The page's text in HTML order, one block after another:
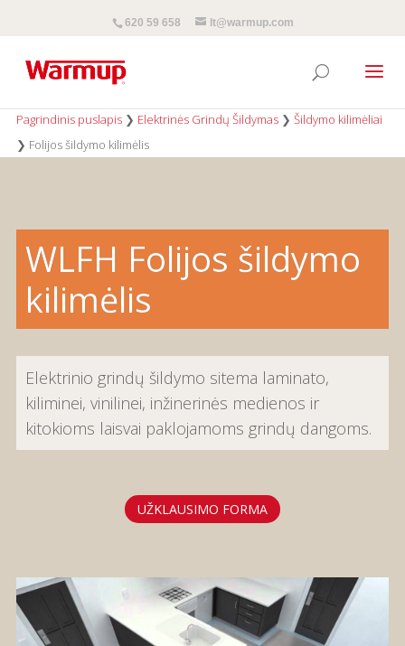
620 59 658 lt@warmup.com
Pagrindinis puslapis❯ Elektrinės Grindų Šildymas❯ Šildymo kilimėliai
❯ Folijos šildymo kilimėlis
WLFH Folijos šildymo
kilimėlis
Elektrinio grindų šildymo sitema laminato,
kiliminei, vinilinei, inžinerinės medienos ir
kitokioms laisvai paklojamoms grindų dangoms.
UŽKLAUSIMO FORMA